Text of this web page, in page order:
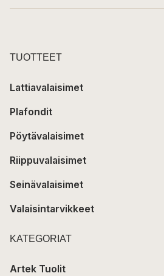
TUOTTEET
Lattiavalaisimet
Plafondit
Pöytävalaisimet
Riippuvalaisimet
Seinävalaisimet
Valaisintarvikkeet
KATEGORIAT
Artek Tuolit